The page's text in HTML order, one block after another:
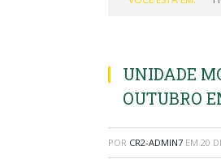
UNIDADE
OUTUBRO
POR CR2-ADMIN7 EM 20